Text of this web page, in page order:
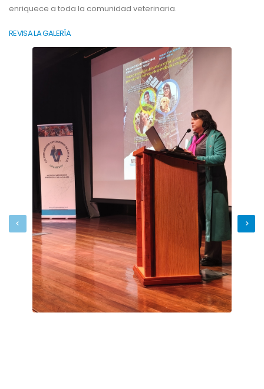
enriquece a toda la comunidad veterinaria.
REVISA LA GALERÍA